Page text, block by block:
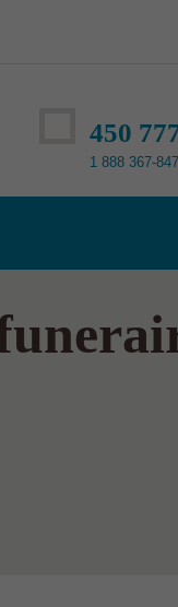
450
1 888 367-